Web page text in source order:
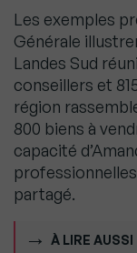
Les exemples
Générale
Landes Sud
conseillers et
région
800 biens à
capacité
partagé.
À LIRE AUSSI